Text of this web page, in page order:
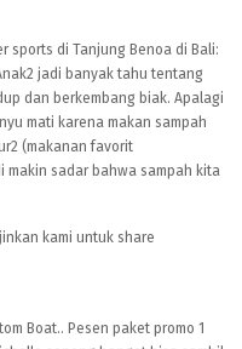
sports di Tanjung Benoa di Bali:
jadi banyak tahu tentang
dan berkembang biak. Apalagi
mati karena makan sampah
(makanan favorit
makin sadar bahwa sampah kita
kami untuk share
Boat.. Pesen paket promo 1